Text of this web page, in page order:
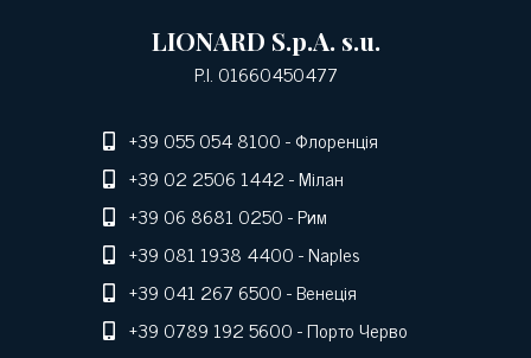
LIONARD S.p.A. s.u.
P.I. 01660450477
+39 055 054 8100- Флоренція
+39 02 2506 1442- Мілан
+39 06 8681 0250- Рим
+39 081 1938 4400- Naples
+39 041 267 6500- Венеція
+39 0789 192 5600- Порто Черво